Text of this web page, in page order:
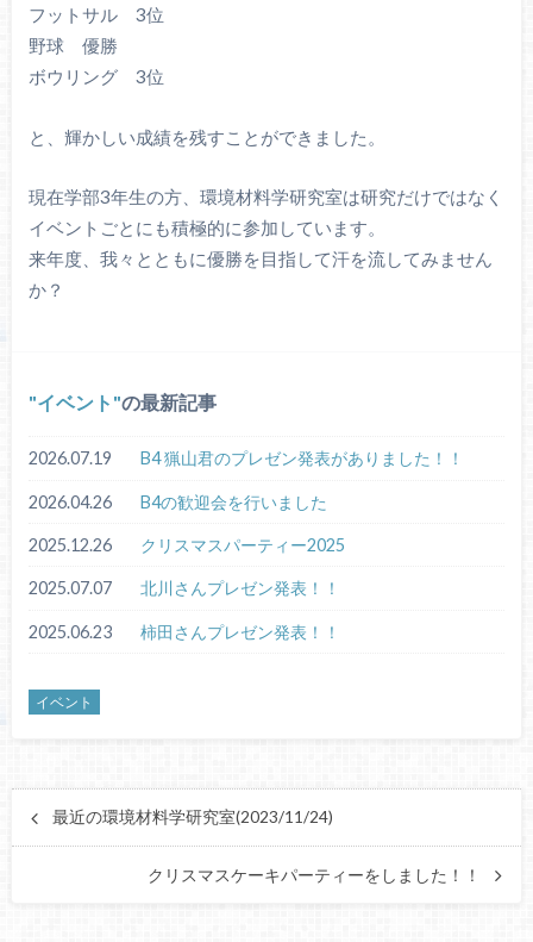
フットサル 3位
野球 優勝
ボウリング 3位
と、輝かしい成績を残すことができました。
現在学部3年生の方、環境材料学研究室は研究だけではなく
イベントごとにも積極的に参加しています。
来年度、我々とともに優勝を目指して汗を流してみません
か？
イベント の最新記事
2026.07.19 B4 猟山君のプレゼン発表がありました！！
2026.04.26 B4の歓迎会を行いました
2025.12.26 クリスマスパーティー2025
2025.07.07 北川さんプレゼン発表！！
2025.06.23 柿田さんプレゼン発表！！
イベント
最近の環境材料学研究室(2023/11/24)
クリスマスケーキパーティーをしました！！